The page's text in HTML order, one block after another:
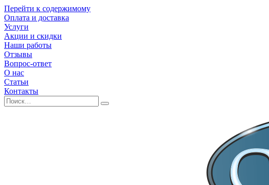
Перейти к содержимому
Оплата и доставка
Услуги
Акции и скидки
Наши работы
Отзывы
Вопрос-ответ
О нас
Статьи
Контакты